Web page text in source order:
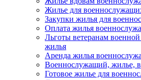
Жилье для
Закупки жилья для
Оплата жилья
Льготы ветеранам
жилья
Аренда жилья
Военнослужащий, жилье,
Готовое жилье для